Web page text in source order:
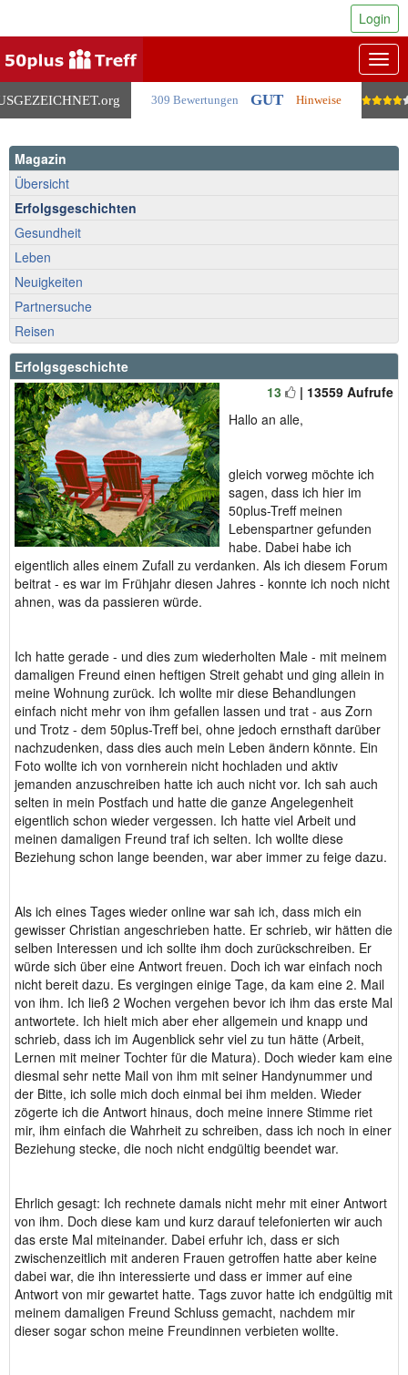
.org 309 Bewertungen GUT Hinweise
Login
Magazin
Übersicht
Erfolgsgeschichten
Gesundheit
Leben
Neuigkeiten
Partnersuche
Reisen
Erfolgsgeschichte
13
| 13559 Aufrufe
Hallo an alle,
gleich vorweg möchte ich
sagen, dass ich hier im
50plus-Treff meinen
Lebenspartner gefunden
habe. Dabei habe ich
eigentlich alles einem Zufall zu verdanken. Als ich diesem Forum
beitrat - es war im Frühjahr diesen Jahres - konnte ich noch nicht
ahnen, was da passieren würde.
Ich hatte gerade - und dies zum wiederholten Male - mit meinem
damaligen Freund einen heftigen Streit gehabt und ging allein in
meine Wohnung zurück. Ich wollte mir diese Behandlungen
einfach nicht mehr von ihm gefallen lassen und trat - aus Zorn
und Trotz - dem 50plus-Treff bei, ohne jedoch ernsthaft darüber
nachzudenken, dass dies auch mein Leben ändern könnte. Ein
Foto wollte ich von vornherein nicht hochladen und aktiv
jemanden anzuschreiben hatte ich auch nicht vor. Ich sah auch
selten in mein Postfach und hatte die ganze Angelegenheit
eigentlich schon wieder vergessen. Ich hatte viel Arbeit und
meinen damaligen Freund traf ich selten. Ich wollte diese
Beziehung schon lange beenden, war aber immer zu feige dazu.
Als ich eines Tages wieder online war sah ich, dass mich ein
gewisser Christian angeschrieben hatte. Er schrieb, wir hätten die
selben Interessen und ich sollte ihm doch zurückschreiben. Er
würde sich über eine Antwort freuen. Doch ich war einfach noch
nicht bereit dazu. Es vergingen einige Tage, da kam eine 2. Mail
von ihm. Ich ließ 2 Wochen vergehen bevor ich ihm das erste Mal
antwortete. Ich hielt mich aber eher allgemein und knapp und
schrieb, dass ich im Augenblick sehr viel zu tun hätte (Arbeit,
Lernen mit meiner Tochter für die Matura). Doch wieder kam eine
diesmal sehr nette Mail von ihm mit seiner Handynummer und
der Bitte, ich solle mich doch einmal bei ihm melden. Wieder
zögerte ich die Antwort hinaus, doch meine innere Stimme riet
mir, ihm einfach die Wahrheit zu schreiben, dass ich noch in einer
Beziehung stecke, die noch nicht endgültig beendet war.
Ehrlich gesagt: Ich rechnete damals nicht mehr mit einer Antwort
von ihm. Doch diese kam und kurz darauf telefonierten wir auch
das erste Mal miteinander. Dabei erfuhr ich, dass er sich
zwischenzeitlich mit anderen Frauen getroffen hatte aber keine
dabei war, die ihn interessierte und dass er immer auf eine
Antwort von mir gewartet hatte. Tags zuvor hatte ich endgültig mit
meinem damaligen Freund Schluss gemacht, nachdem mir
dieser sogar schon meine Freundinnen verbieten wollte.